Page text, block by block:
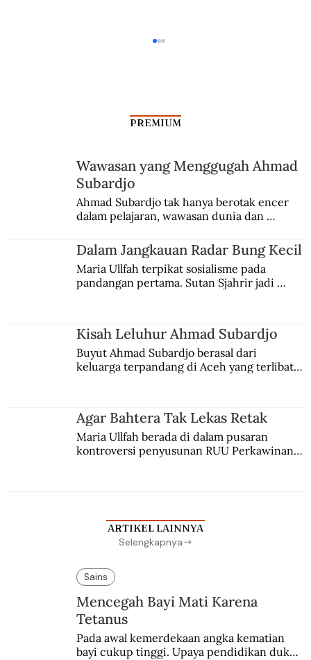
Dalam Jangkauan Radar Bung Kecil
PREMIUM
Wawasan yang Menggugah Ahmad
Subardjo
Ahmad Subardjo tak hanya berotak encer
dalam pelajaran, wawasan dunia dan
Jules Verne, Multatuli, hingga Sun Yat-sen.
Dalam Jangkauan Radar Bung Kecil
Maria Ullfah terpikat sosialisme pada
pandangan pertama. Sutan Sjahrir jadi
Kisah Leluhur Ahmad Subardjo
Buyut Ahmad Subardjo berasal dari
keluarga terpandang di Aceh yang terlibat
Agar Bahtera Tak Lekas Retak
Maria Ullfah berada di dalam pusaran
kontroversi penyusunan RUU Perkawinan.
ARTIKEL LAINNYA
Selengkapnya
Sains
Mencegah Bayi Mati Karena
Tetanus
Pada awal kemerdekaan angka kematian
bayi cukup tinggi. Upaya pendidikan dukun